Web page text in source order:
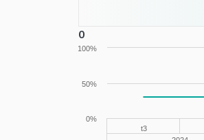
0
t3
0%
50%
100%